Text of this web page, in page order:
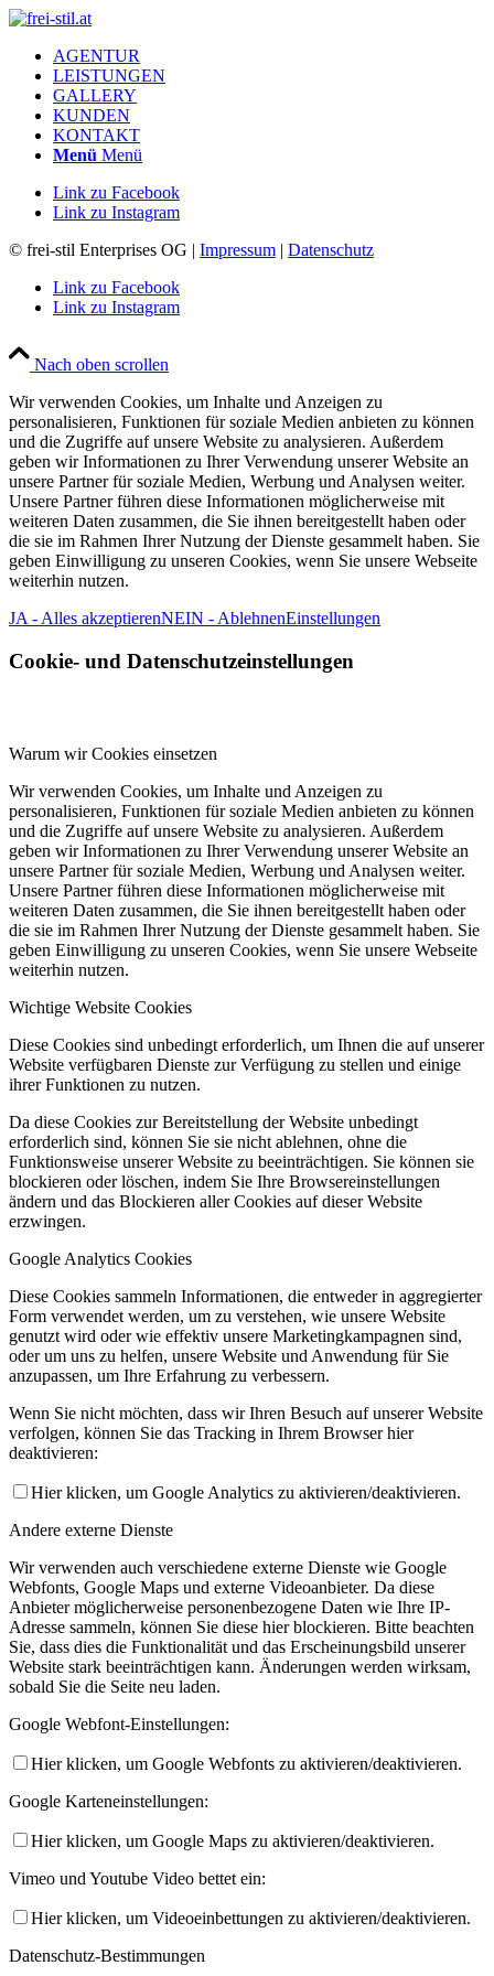
AGENTUR
LEISTUNGEN
GALLERY
KUNDEN
KONTAKT
Menü Menü
Link zu Facebook
Link zu Instagram
© frei-stil Enterprises OG | Impressum | Datenschutz
Link zu Facebook
Link zu Instagram
Nach oben scrollen
Wir verwenden Cookies, um Inhalte und Anzeigen zu
personalisieren, Funktionen für soziale Medien anbieten zu können
und die Zugriffe auf unsere Website zu analysieren. Außerdem
geben wir Informationen zu Ihrer Verwendung unserer Website an
unsere Partner für soziale Medien, Werbung und Analysen weiter.
Unsere Partner führen diese Informationen möglicherweise mit
weiteren Daten zusammen, die Sie ihnen bereitgestellt haben oder
die sie im Rahmen Ihrer Nutzung der Dienste gesammelt haben. Sie
geben Einwilligung zu unseren Cookies, wenn Sie unsere Webseite
weiterhin nutzen.
JA - Alles akzeptierenNEIN - AblehnenEinstellungen
Cookie- und Datenschutzeinstellungen
Warum wir Cookies einsetzen
Wir verwenden Cookies, um Inhalte und Anzeigen zu
personalisieren, Funktionen für soziale Medien anbieten zu können
und die Zugriffe auf unsere Website zu analysieren. Außerdem
geben wir Informationen zu Ihrer Verwendung unserer Website an
unsere Partner für soziale Medien, Werbung und Analysen weiter.
Unsere Partner führen diese Informationen möglicherweise mit
weiteren Daten zusammen, die Sie ihnen bereitgestellt haben oder
die sie im Rahmen Ihrer Nutzung der Dienste gesammelt haben. Sie
geben Einwilligung zu unseren Cookies, wenn Sie unsere Webseite
weiterhin nutzen.
Wichtige Website Cookies
Diese Cookies sind unbedingt erforderlich, um Ihnen die auf unserer
Website verfügbaren Dienste zur Verfügung zu stellen und einige
ihrer Funktionen zu nutzen.
Da diese Cookies zur Bereitstellung der Website unbedingt
erforderlich sind, können Sie sie nicht ablehnen, ohne die
Funktionsweise unserer Website zu beeinträchtigen. Sie können sie
blockieren oder löschen, indem Sie Ihre Browsereinstellungen
ändern und das Blockieren aller Cookies auf dieser Website
erzwingen.
Google Analytics Cookies
Diese Cookies sammeln Informationen, die entweder in aggregierter
Form verwendet werden, um zu verstehen, wie unsere Website
genutzt wird oder wie effektiv unsere Marketingkampagnen sind,
oder um uns zu helfen, unsere Website und Anwendung für Sie
anzupassen, um Ihre Erfahrung zu verbessern.
Wenn Sie nicht möchten, dass wir Ihren Besuch auf unserer Website
verfolgen, können Sie das Tracking in Ihrem Browser hier
deaktivieren:
Hier klicken, um Google Analytics zu aktivieren/deaktivieren.
Andere externe Dienste
Wir verwenden auch verschiedene externe Dienste wie Google
Webfonts, Google Maps und externe Videoanbieter. Da diese
Anbieter möglicherweise personenbezogene Daten wie Ihre IP-
Adresse sammeln, können Sie diese hier blockieren. Bitte beachten
Sie, dass dies die Funktionalität und das Erscheinungsbild unserer
Website stark beeinträchtigen kann. Änderungen werden wirksam,
sobald Sie die Seite neu laden.
Google Webfont-Einstellungen:
Hier klicken, um Google Webfonts zu aktivieren/deaktivieren.
Google Karteneinstellungen:
Hier klicken, um Google Maps zu aktivieren/deaktivieren.
Vimeo und Youtube Video bettet ein:
Hier klicken, um Videoeinbettungen zu aktivieren/deaktivieren.
Datenschutz-Bestimmungen